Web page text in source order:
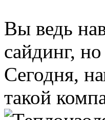
Вы ведь
сайдинг,
Сегодня,
такой